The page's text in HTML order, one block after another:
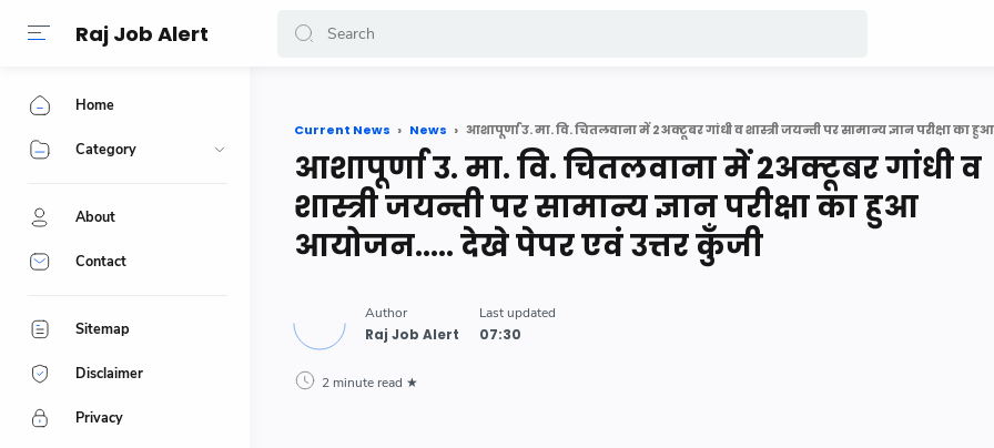
Raj Job Alert
Current News News
आशापूर्णा उ. मा. वि. चितलवाना में 2अक्टूबर गांधी व
शास्त्री जयन्ती पर सामान्य ज्ञान परीक्षा का हुआ
आयोजन..... देखे पेपर एवं उत्तर कुँजी
2 minute read
Home
Category
About
Contact
Sitemap
Disclaimer
Privacy